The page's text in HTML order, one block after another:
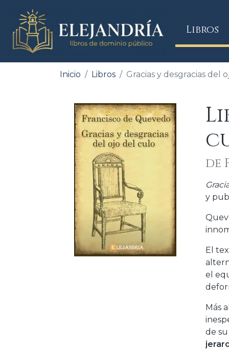
Libros
Inicio Libros Gracias y desgracias del
de
y
El
el
Más
de